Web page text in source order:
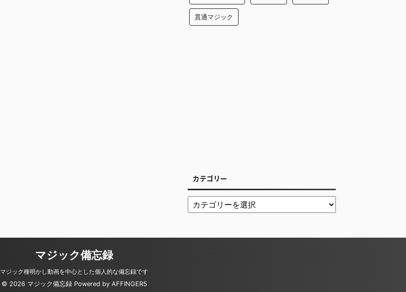
貫通マジック
カテゴリー
マジック備忘録
マジック種明かし動画を中心とした個人的な備忘録です
© 2026 マジック備忘録 Powered by AFFINGER5